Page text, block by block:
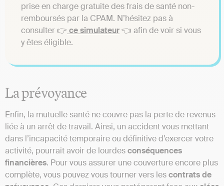
prise en charge gratuite des frais de santé non-
remboursés par la CPAM. N’hésitez pas à
consulter 👉 ce simulateur👈 afin de voir si vous
y êtes éligible.
La prévoyance
Enfin, la mutuelle santé ne couvre pas la perte de revenus
liée à un arrêt de travail. Ainsi, un accident vous mettant
dans l’incapacité temporaire ou définitive d’exercer votre
activité, pourrait avoir de lourdesconséquences
financières. Pour vous assurer une couverture encore plus
complète, vous pouvez vous tourner vers lescontrats de